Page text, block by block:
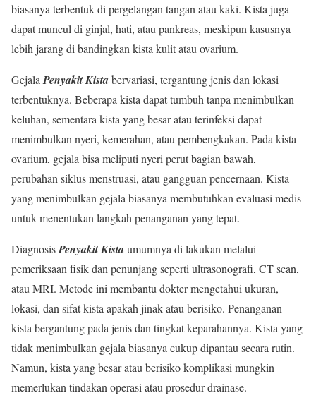
biasanya terbentuk di pergelangan tangan atau kaki. Kista juga
dapat muncul di ginjal, hati, atau pankreas, meskipun kasusnya
lebih jarang di bandingkan kista kulit atau ovarium.
Gejala Penyakit Kistabervariasi, tergantung jenis dan lokasi
terbentuknya. Beberapa kista dapat tumbuh tanpa menimbulkan
keluhan, sementara kista yang besar atau terinfeksi dapat
menimbulkan nyeri, kemerahan, atau pembengkakan. Pada kista
ovarium, gejala bisa meliputi nyeri perut bagian bawah,
perubahan siklus menstruasi, atau gangguan pencernaan. Kista
yang menimbulkan gejala biasanya membutuhkan evaluasi medis
untuk menentukan langkah penanganan yang tepat.
DiagnosisPenyakit Kistaumumnya di lakukan melalui
pemeriksaan fisik dan penunjang seperti ultrasonografi, CT scan,
atau MRI. Metode ini membantu dokter mengetahui ukuran,
lokasi, dan sifat kista apakah jinak atau berisiko. Penanganan
kista bergantung pada jenis dan tingkat keparahannya. Kista yang
tidak menimbulkan gejala biasanya cukup dipantau secara rutin.
Namun, kista yang besar atau berisiko komplikasi mungkin
memerlukan tindakan operasi atau prosedur drainase.